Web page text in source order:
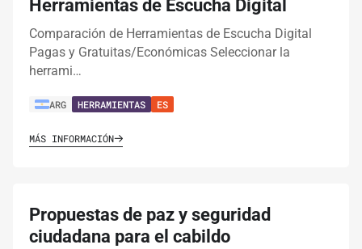
Herramientas de Escucha Digital
Comparación de Herramientas de Escucha Digital
Pagas y Gratuitas/Económicas Seleccionar la
herrami…
ARG HERRAMIENTAS ES
MÁS INFORMACIÓN
Propuestas de paz y seguridad
ciudadana para el cabildo